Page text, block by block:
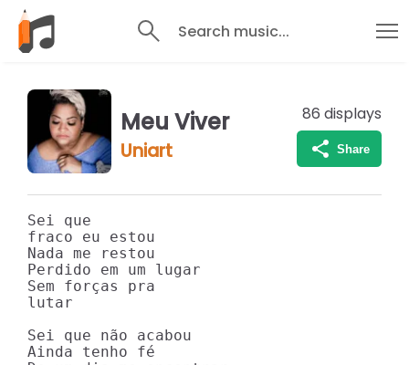
Search music...
Meu Viver
Uniart
86 displays
Share
Sei que
fraco eu estou
Nada me restou
Perdido em um lugar
Sem forças pra
lutar
Sei que não acabou
Ainda tenho fé